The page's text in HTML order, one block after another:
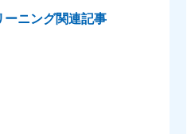
ーニング関連記事